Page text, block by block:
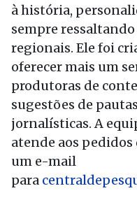
à história,
sempre
regionais. Ele foi
oferecer mais um
produtoras de
sugestões de
jornalísticas. A
atende aos
um e-mail
para